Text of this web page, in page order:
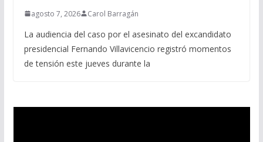
agosto 7, 2026 Carol Barragán
La audiencia del caso por el asesinato del excandidato
presidencial Fernando Villavicencio registró momentos
de tensión este jueves durante la